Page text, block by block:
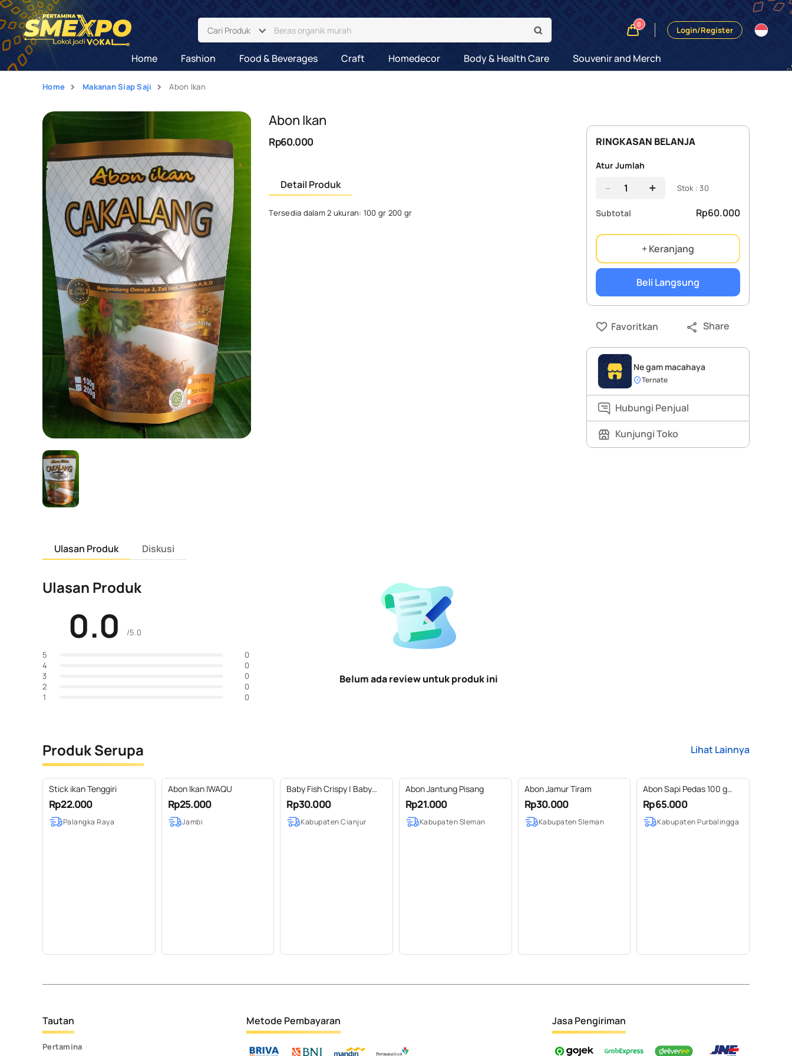
Cari Produk
0
Login/Register
Home Fashion Food & Beverages Craft Homedecor Body & Health Care Souvenir and Merch
Home Makanan Siap Saji Abon Ikan
Abon Ikan
Rp60.000
Detail Produk
Tersedia dalam 2 ukuran: 100 gr 200 gr
Ulasan Produk Diskusi
Ulasan Produk
0.0 /5.0
5
0
4
0
3
0
2
0
1
0
Belum ada review untuk produk ini
RINGKASAN BELANJA
Atur Jumlah
- + Stok : 30
Subtotal Rp60.000
+ Keranjang
Beli Langsung
Favoritkan Share
Ne gam macahaya
Ternate
Hubungi Penjual
Kunjungi Toko
Produk Serupa Lihat Lainnya
Stick ikan Tenggiri
Rp22.000
Palangka Raya
Abon Ikan IWAQU
Rp25.000
Jambi
Baby Fish Crispy | Baby
Fish Ikan Nila Tepung
Original Crispy Enak Begizi
Rp30.000
Kabupaten Cianjur
Abon Jantung Pisang
Rp21.000
Kabupaten Sleman
Abon Jamur Tiram
Rp30.000
Kabupaten Sleman
Abon Sapi Pedas 100 g
(Standing Pouch)
Rp65.000
Kabupaten Purbalingga
Tautan
Pertamina
Metode Pembayaran Jasa Pengiriman